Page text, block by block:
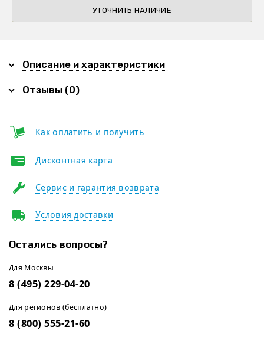
УТОЧНИТЬ НАЛИЧИЕ
Описание и характеристики
Отзывы (0)
Как оплатить и получить
Дисконтная карта
Сервис и гарантия возврата
Условия доставки
Остались вопросы?
Для Москвы
8 (495) 229-04-20
Для регионов (бесплатно)
8 (800) 555-21-60